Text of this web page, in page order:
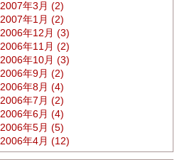
2007年3月 (2)
2007年1月 (2)
2006年12月 (3)
2006年11月 (2)
2006年10月 (3)
2006年9月 (2)
2006年8月 (4)
2006年7月 (2)
2006年6月 (4)
2006年5月 (5)
2006年4月 (12)